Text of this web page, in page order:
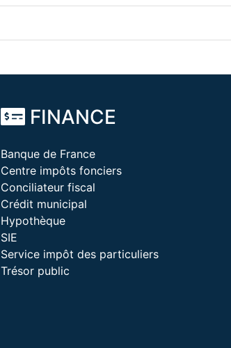
FINANCE
Banque de France
Centre impôts fonciers
Conciliateur fiscal
Crédit municipal
Hypothèque
SIE
Service impôt des particuliers
Trésor public